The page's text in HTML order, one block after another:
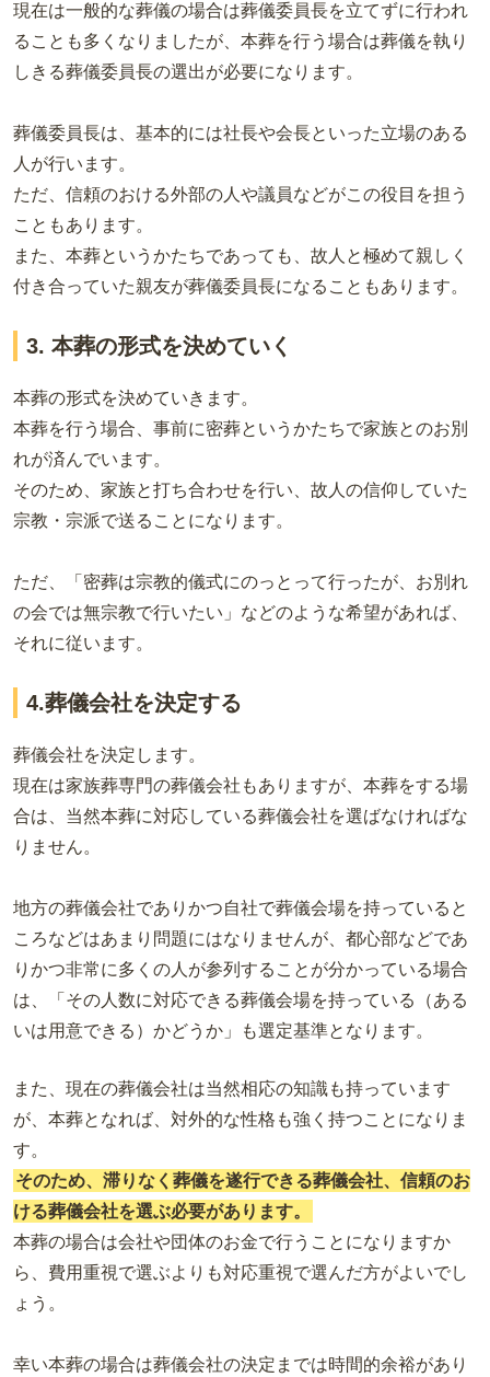
現在は一般的な葬儀の場合は葬儀委員長を立てずに行われ
ることも多くなりましたが、本葬を行う場合は葬儀を執り
しきる葬儀委員長の選出が必要になります。
葬儀委員長は、基本的には社長や会長といった立場のある
人が行います。
ただ、信頼のおける外部の人や議員などがこの役目を担う
こともあります。
また、本葬というかたちであっても、故人と極めて親しく
付き合っていた親友が葬儀委員長になることもあります。
3. 本葬の形式を決めていく
本葬の形式を決めていきます。
本葬を行う場合、事前に密葬というかたちで家族とのお別
れが済んでいます。
そのため、家族と打ち合わせを行い、故人の信仰していた
宗教・宗派で送ることになります。
ただ、「密葬は宗教的儀式にのっとって行ったが、お別れ
の会では無宗教で行いたい」などのような希望があれば、
それに従います。
4.葬儀会社を決定する
葬儀会社を決定します。
現在は家族葬専門の葬儀会社もありますが、本葬をする場
合は、当然本葬に対応している葬儀会社を選ばなければな
りません。
地方の葬儀会社でありかつ自社で葬儀会場を持っていると
ころなどはあまり問題にはなりませんが、都心部などであ
りかつ非常に多くの人が参列することが分かっている場合
は、「その人数に対応できる葬儀会場を持っている（ある
いは用意できる）かどうか」も選定基準となります。
また、現在の葬儀会社は当然相応の知識も持っています
が、本葬となれば、対外的な性格も強く持つことになりま
す。
そのため、滞りなく葬儀を遂行できる葬儀会社、信頼のお
ける葬儀会社を選ぶ必要があります。
本葬の場合は会社や団体のお金で行うことになりますか
ら、費用重視で選ぶよりも対応重視で選んだ方がよいでし
ょう。
幸い本葬の場合は葬儀会社の決定までは時間的余裕があり